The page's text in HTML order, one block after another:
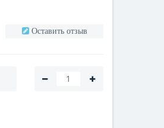
Оставить отзыв